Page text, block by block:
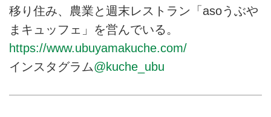
移り住み、農業と週末レストラン「asoうぶや
まキュッフェ」を営んでいる。
https://www.ubuyamakuche.com/
インスタグラム@kuche_ubu